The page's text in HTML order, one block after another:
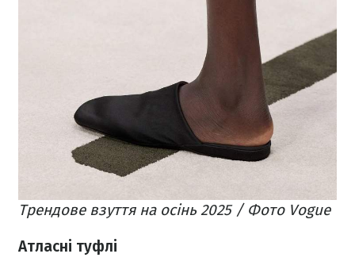
Трендове взуття на осінь 2025 / Фото Vogue
Атласні туфлі